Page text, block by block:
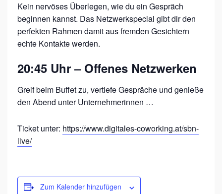
Kein nervöses Überlegen, wie du ein Gespräch
beginnen kannst. Das Netzwerkspecial gibt dir den
perfekten Rahmen damit aus fremden Gesichtern
echte Kontakte werden.
20:45 Uhr – Offenes Netzwerken
Greif beim Buffet zu, vertiefe Gespräche und genieße
den Abend unter Unternehmerinnen …
Ticket unter: https://www.digitales-coworking.at/sbn-
live/
Zum Kalender hinzufügen